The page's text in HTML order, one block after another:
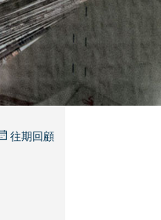
往期回顧